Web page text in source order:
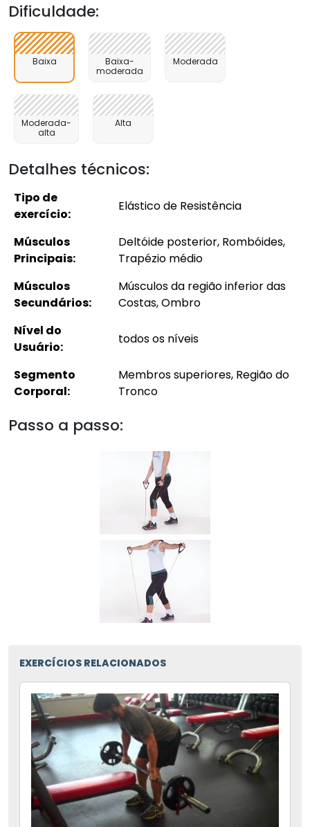
Dificuldade:
Baixa
Baixa-
moderada
Moderada
Moderada-
alta
Alta
Detalhes técnicos:
Tipo de
exercício:
Elástico de Resistência
Músculos
Principais:
Deltóide posterior, Rombóides,
Trapézio médio
Músculos
Secundários:
Músculos da região inferior das
Costas, Ombro
Nível do
Usuário:
todos os níveis
Segmento
Corporal:
Membros superiores, Região do
Tronco
Passo a passo:
EXERCÍCIOS RELACIONADOS